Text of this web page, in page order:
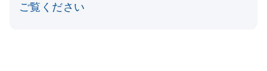
ご覧ください